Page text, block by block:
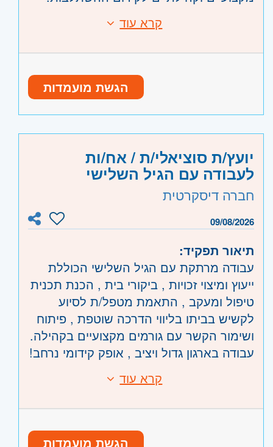
היתרונות שלנו: מה תקבל.י בתפקיד?
• הדרכה מקצועית צמודה: הדרכות אישיות
וקבוצתיות
• הכשרה והתפתחות: השתלמויות והכשרות
פנימיות לחיזוק הידע
• תנאים מצוינים: שכר מתגמל וצומח, עו"ס-
תנאים לפי צו הרחבה
• קידום והתפתחות: עבודה יציבה עם
הזדמנויות קידום
מי אנחנו:
תכנית "עמיתים לבוגרים" מקדמת שיקום של
אנשים עם מגבלה נפשית על ידי פעילויות
פנאי ותרבות והיא מודל ייחודי לשיקום בתוך
הקהילה.
בהבעה ויצירה, ריפוי בעיסוק, פסיכולוגיה,
בריאות נפש קהילתית,
סוציולוגיה,קרימינולוגיה או חינוך בלתי
עבודה ביום שלישי – חובה
היקף משרה: משרה מלאה
קוד משרה:760928
אזור:
מרכז- מודיעין
ירושלים- ירושלים, יהודה ושומרון, בית שמש
קרא עוד
הגשת מועמדות
יועץ/ת סוציאלי/ת / אח/ות
לעבודה עם הגיל השלישי
חברה דיסקרטית
09/08/2026
תיאור תפקיד:
עבודה מרתקת עם הגיל השלישי הכוללת
ייעוץ ומיצוי זכויות , ביקורי בית , הכנת תכנית
טיפול ומעקב , התאמת מטפל/ת לסיוע
לקשיש בביתו בליווי הדרכה שוטפת , פיתוח
ושימור הקשר עם גורמים מקצועיים בקהילה.
עבודה בארגון גדול ויציב , אופק קידומי נרחב!
30 ימי מחלה "מהיום הראשון", ניתן לקבל
היקף משרה: מלאה. ימים א'-ה' 8:00-16:00
סוציאליים / אחים מוסמכים / גרונטולוגים /
מרפאים בעיסוק / פיזיותרפיסטים / בוגרי
קרא עוד
הגשת מועמדות